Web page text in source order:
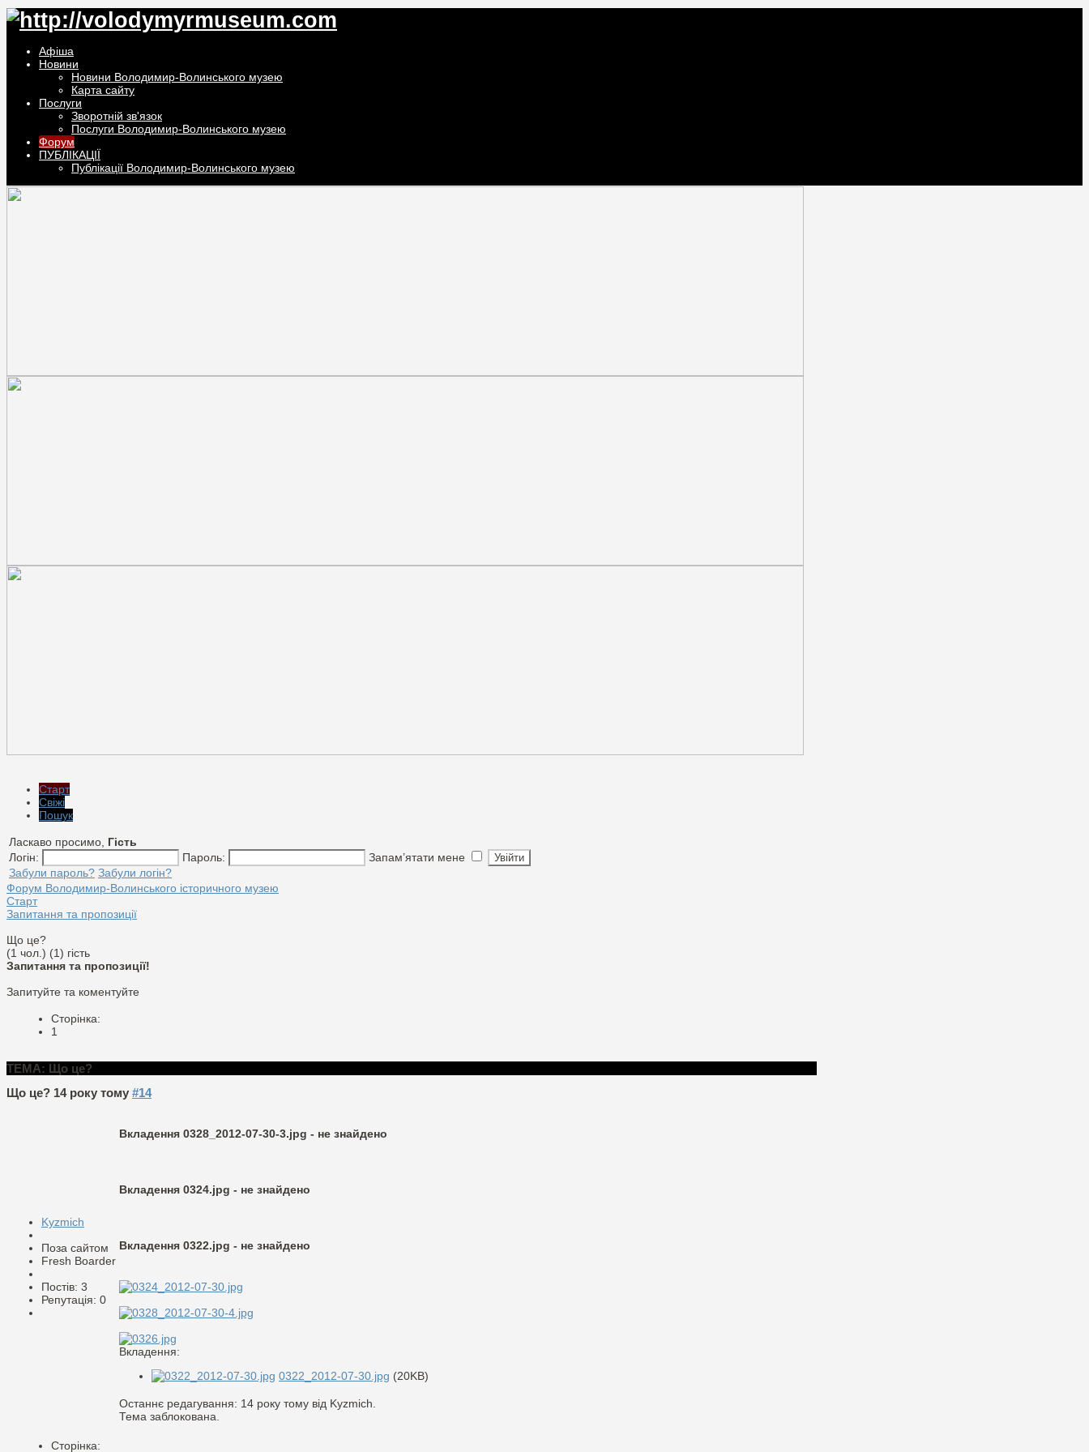
Афiша
Новини
Новини Володимир-Волинського музею
Карта сайту
Послуги
Зворотній зв'язок
Послуги Володимир-Волинського музею
Форум
ПУБЛІКАЦІЇ
Публікації Володимир-Волинського музею
Старт
Свіжі
Пошук
Ласкаво просимо, Гість
Логін:
Пароль:
Запам’ятати мене
Забули пароль? Забули логін?
Форум Володимир-Волинського історичного музею
Старт
Запитання та пропозиції
Що це?
(1 чол.) (1) гість
Запитання та пропозиції!
Запитуйте та коментуйте
Сторінка:
1
ТЕМА: Що це?
Що це? 14 року тому #14
Kyzmich
Поза сайтом
Fresh Boarder
Постів: 3
Репутація: 0
Вкладення 0328_2012-07-30-3.jpg - не знайдено
Вкладення 0324.jpg - не знайдено
Вкладення 0322.jpg - не знайдено
Вкладення:
0322_2012-07-30.jpg (20KB)
Останнє редагування: 14 року тому від Kyzmich.
Тема заблокована.
Сторінка: